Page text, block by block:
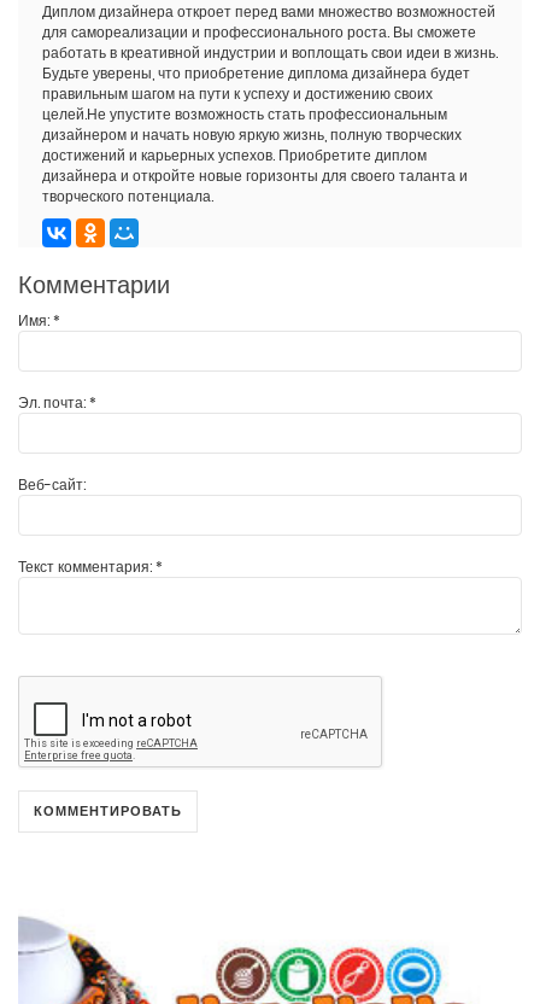
Диплом дизайнера откроет перед вами множество возможностей
для самореализации и профессионального роста. Вы сможете
работать в креативной индустрии и воплощать свои идеи в жизнь.
Будьте уверены, что приобретение диплома дизайнера будет
правильным шагом на пути к успеху и достижению своих
целей.Не упустите возможность стать профессиональным
дизайнером и начать новую яркую жизнь, полную творческих
достижений и карьерных успехов. Приобретите диплом
дизайнера и откройте новые горизонты для своего таланта и
творческого потенциала.
Комментарии
Имя:*
Эл. почта:*
Веб-сайт:
Текст комментария:*